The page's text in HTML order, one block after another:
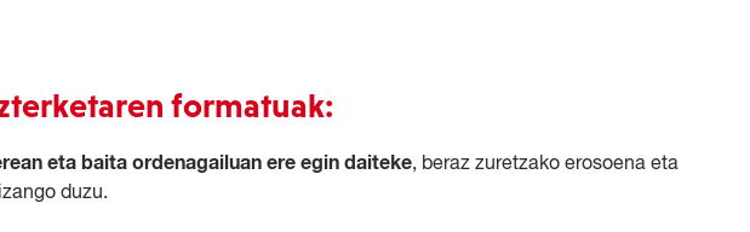
formatuak:
eta baita ordenagailuan ere egin daiteke, beraz zuretzako erosoena eta
duzu.